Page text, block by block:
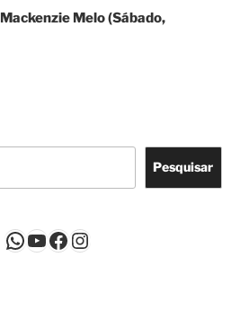
Mackenzie Melo (Sábado,
Pesquisar
WhatsApp
Youtube
Facebook
Instagram